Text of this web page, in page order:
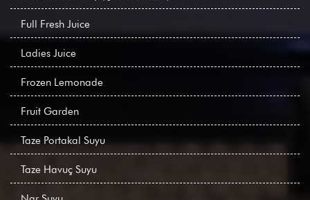
Full Fresh Juice
Ladies Juice
Frozen Lemonade
Fruit Garden
Taze Portakal Suyu
Taze Havuç Suyu
Nar Suyu